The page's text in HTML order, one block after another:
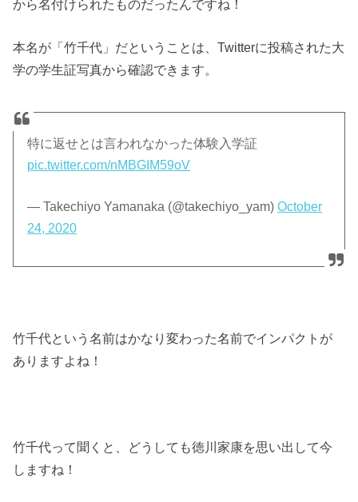
から名付けられたものだったんですね！
本名が「竹千代」だということは、Twitterに投稿された大
学の学生証写真から確認できます。
特に返せとは言われなかった体験入学証
pic.twitter.com/nMBGIM59oV
— Takechiyo Yamanaka (@takechiyo_yam)October
24, 2020
竹千代という名前はかなり変わった名前でインパクトが
ありますよね！
竹千代って聞くと、どうしても徳川家康を思い出して今
しますね！